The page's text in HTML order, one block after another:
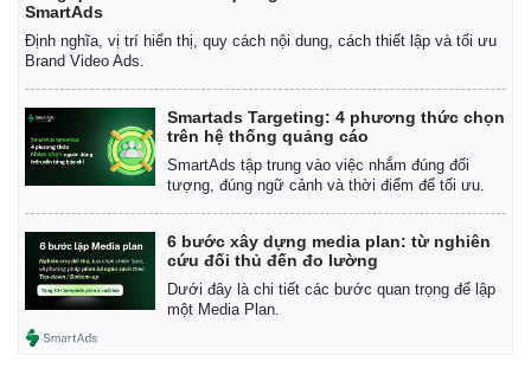
Pháp luật
Vụ án
Tin nóng
Quân sự - Quốc phòng
Vũ khí
Việt Nam
SmartAds
Định nghĩa, vị trí hiển thị, quy cách nội dung, cách thiết lập và tối ưu
Brand Video Ads.
Smartads Targeting: 4 phương thức chọn
trên hệ thống quảng cáo
SmartAds tập trung vào việc nhắm đúng đối
tượng, đúng ngữ cảnh và thời điểm để tối ưu.
6 bước xây dựng media plan: từ nghiên
cứu đối thủ đến đo lường
Dưới đây là chi tiết các bước quan trọng để lập
một Media Plan.